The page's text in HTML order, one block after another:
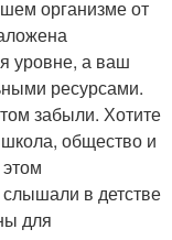
организме от
уровне, а ваш
ресурсами.
забыли. Хотите
общество и
в детстве
для